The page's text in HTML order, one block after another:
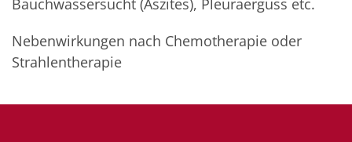
Bauchwassersucht (Aszites), Pleuraerguss etc.
Nebenwirkungen nach Chemotherapie oder
Strahlentherapie